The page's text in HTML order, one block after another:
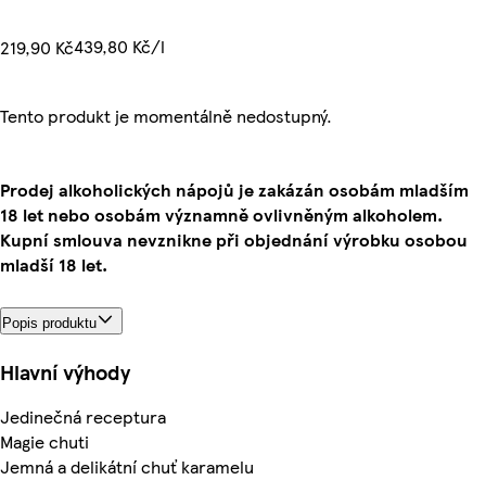
219,90 Kč439,80 Kč/l
Tento produkt je momentálně nedostupný.
Prodej alkoholických nápojů je zakázán osobám mladším
18 let nebo osobám významně ovlivněným alkoholem.
Kupní smlouva nevznikne při objednání výrobku osobou
mladší 18 let.
Popis produktu
Hlavní výhody
Jedinečná receptura
Magie chuti
Jemná a delikátní chuť karamelu